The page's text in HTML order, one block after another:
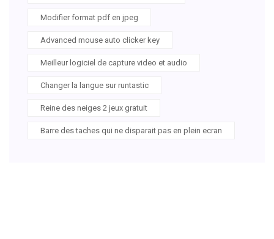
Modifier format pdf en jpeg
Advanced mouse auto clicker key
Meilleur logiciel de capture video et audio
Changer la langue sur runtastic
Reine des neiges 2 jeux gratuit
Barre des taches qui ne disparait pas en plein ecran